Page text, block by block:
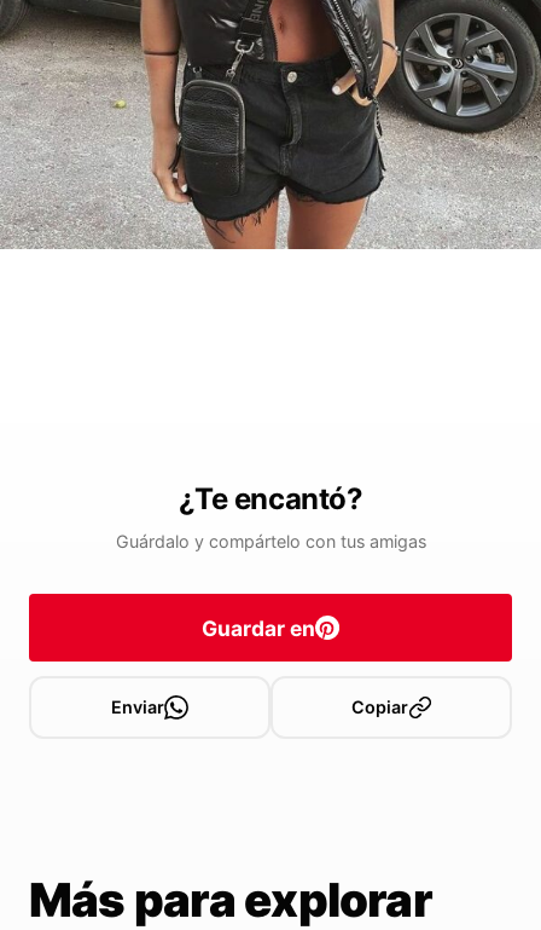
¿Te encantó?
Guárdalo y compártelo con tus amigas
Guardar en
Enviar Copiar
Más para explorar